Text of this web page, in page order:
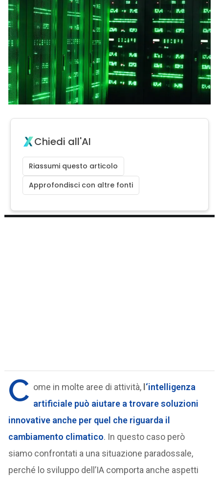
Chiedi all'AI
Riassumi questo articolo
Approfondisci con altre fonti
C ome in molte aree di attività, l‘intelligenza
artificiale può aiutare a trovare soluzioni
innovative anche per quel che riguarda il
cambiamento climatico. In questo caso però
siamo confrontati a una situazione paradossale,
perché lo sviluppo dell’IA comporta anche aspetti